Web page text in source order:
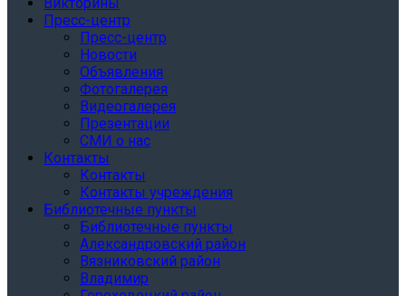
Викторины
Пресс-центр
Пресс-центр
Новости
Объявления
Фотогалерея
Видеогалерея
Презентации
СМИ о нас
Контакты
Контакты
Контакты учреждения
Библиотечные пункты
Библиотечные пункты
Александровский район
Вязниковский район
Владимир